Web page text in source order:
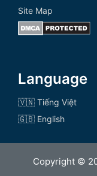
Site Map
Language
🇻🇳 Tiếng Việt
🇬🇧 English
Copyright ©